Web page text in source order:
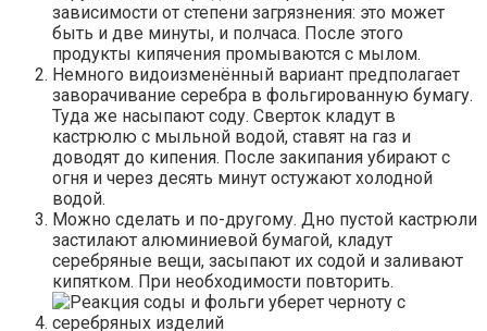
зависимости от степени загрязнения: это может
быть и две минуты, и полчаса. После этого
продукты кипячения промываются с мылом.
Немного видоизменённый вариант предполагает
заворачивание серебра в фольгированную бумагу.
Туда же насыпают соду. Сверток кладут в
кастрюлю с мыльной водой, ставят на газ и
доводят до кипения. После закипания убирают с
огня и через десять минут остужают холодной
водой.
Можно сделать и по-другому. Дно пустой кастрюли
застилают алюминиевой бумагой, кладут
серебряные вещи, засыпают их содой и заливают
кипятком. При необходимости повторить.